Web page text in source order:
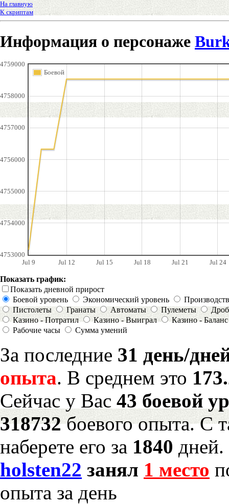
На главную
К скриптам
Информация о персонаже
Jul 9 Jul 12 Jul 15 Jul 18 Jul 21 Jul 24
4753000
4754000
4755000
4756000
4757000
4758000
4759000
Боевой
Показать график:
Показать дневной прирост
Боевой уровень
Экономический уровень
Пистолеты
Гранаты Автоматы Пулеметы
Казино - Потратил
Казино - Выиграл
Казино - Баланс
Рабочие часы
Сумма умений
За последние 31 день/
опыта. В среднем это
Сейчас у Вас 43 боевой
318732боевого опыта. С
наберете его за 1840 дней.
holsten22 занял 1 место
опыта за день